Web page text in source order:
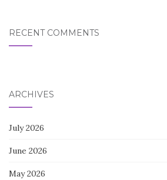
RECENT COMMENTS
ARCHIVES
July 2026
June 2026
May 2026